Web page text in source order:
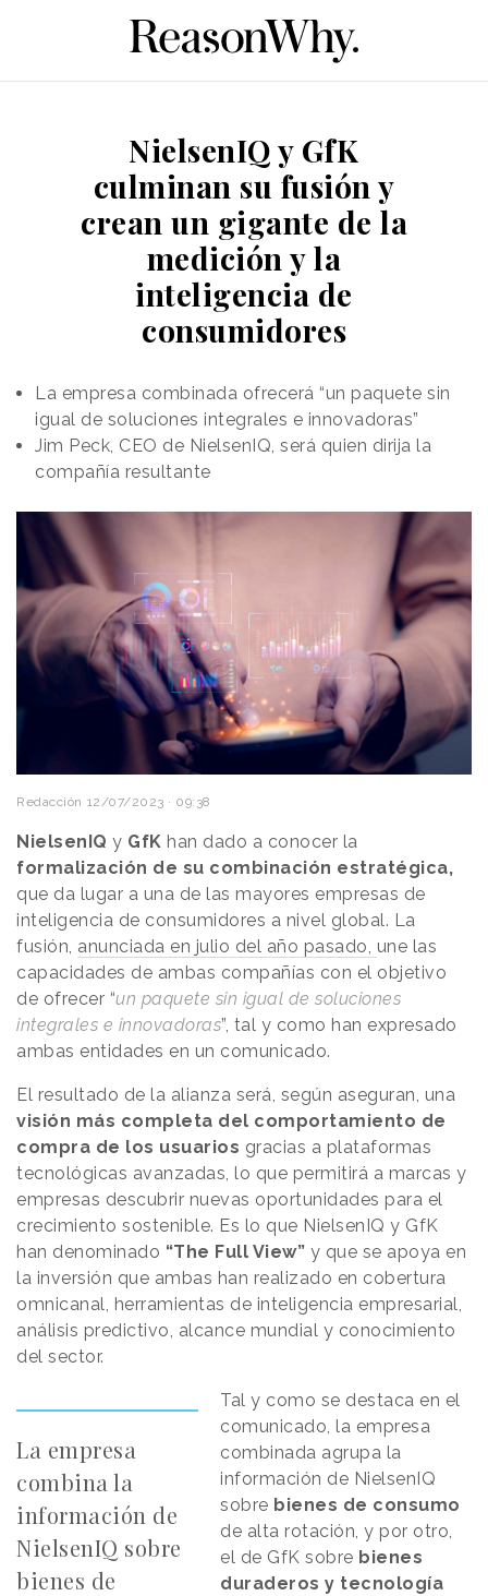
NielsenIQ y GfK
culminan su fusión y
crean un gigante de la
medición y la
inteligencia de
consumidores
La empresa combinada ofrecerá “un paquete sin
igual de soluciones integrales e innovadoras”
Jim Peck, CEO de NielsenIQ, será quien dirija la
compañía resultante
Redacción 12/07/2023 · 09:38
NielsenIQ y GfK han dado a conocer la
formalización de su combinación estratégica,
que da lugar a una de las mayores empresas de
inteligencia de consumidores a nivel global. La
fusión, anunciada en julio del año pasado, une las
capacidades de ambas compañías con el objetivo
de ofrecer “un paquete sin igual de soluciones
integrales e innovadoras”, tal y como han expresado
ambas entidades en un comunicado.
El resultado de la alianza será, según aseguran, una
visión más completa del comportamiento de
compra de los usuarios gracias a plataformas
tecnológicas avanzadas, lo que permitirá a marcas y
empresas descubrir nuevas oportunidades para el
crecimiento sostenible. Es lo que NielsenIQ y GfK
han denominado “The Full View” y que se apoya en
la inversión que ambas han realizado en cobertura
omnicanal, herramientas de inteligencia empresarial,
análisis predictivo, alcance mundial y conocimiento
del sector.
La empresa
combina la
información de
NielsenIQ sobre
bienes de
Tal y como se destaca en el
comunicado, la empresa
combinada agrupa la
información de NielsenIQ
sobre bienes de consumo
de alta rotación, y por otro,
el de GfK sobre bienes
duraderos y tecnología